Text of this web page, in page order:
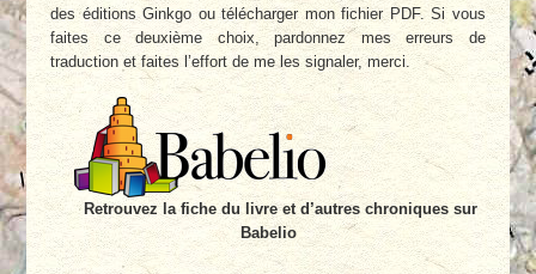
des éditions Ginkgo ou télécharger mon fichier PDF. Si vous
faites ce deuxième choix, pardonnez mes erreurs de
traduction et faites l’effort de me les signaler, merci.
Retrouvez la fiche du livre et d’autres chroniques sur
Babelio